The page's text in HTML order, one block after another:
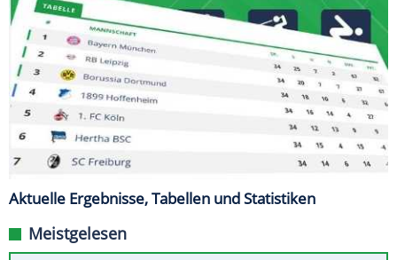
Aktuelle Ergebnisse, Tabellen und Statistiken
Meistgelesen